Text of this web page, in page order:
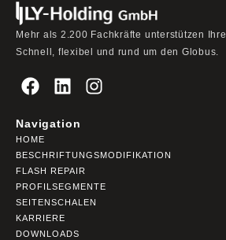
Mehr als 2.200 Fachkräfte unterstützen
Schnell, flexibel und rund um den Globus.
Navigation
HOME
BESCHRIFTUNGSMODIFIKATION
FLASH REPAIR
PROFILSEGMENTE
SEITENSCHALEN
KARRIERE
DOWNLOADS